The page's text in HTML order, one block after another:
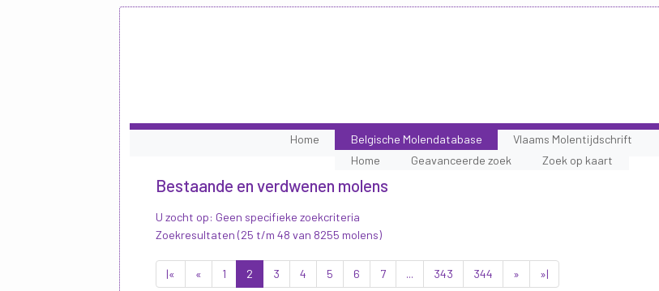
Home
Belgische Molendatabase
Home
Geavanceerde zoek Zoek op kaart
Vlaams Molentijdschrift
Bestaande en verdwenen molens
U zocht op: Geen specifieke zoekcriteria
Zoekresultaten (25 t/m 48 van 8255 molens)
|« « 1 2 3 4 5 6 7 ... 343 344 »
»|